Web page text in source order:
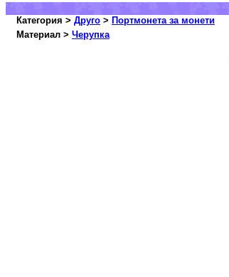
Категория > Друго > Портмонета за монети
Материал > Черупка